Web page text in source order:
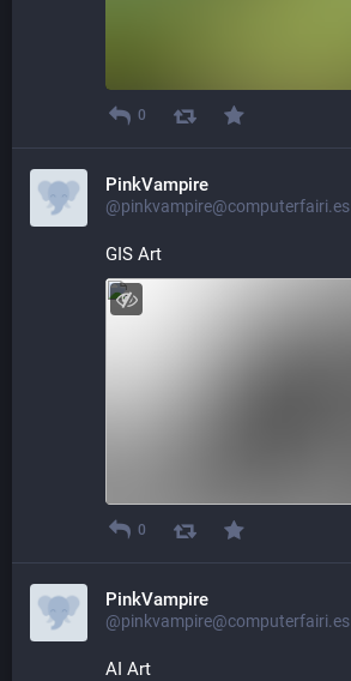
0
PinkVampire
@pinkvampire@computerfairi.es
GIS Art
0
PinkVampire
@pinkvampire@computerfairi.es
AI Art